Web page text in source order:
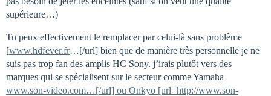
supérieure…)
Tu peux effectivement le remplacer par celui-là sans problème
[www.hdfever.fr…[/url] bien que de manière très personnelle je ne
suis pas trop fan des amplis HC Sony. j’irais plutôt vers des
marques qui se spécialisent sur le secteur comme Yamaha
www.son-video.com…[/url] ou Onkyo [url=http://www.son-